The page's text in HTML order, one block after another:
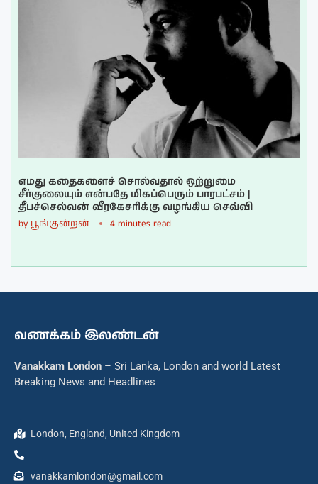
எமது கதைகளைச் சொல்வதால் ஒற்றுமை
சீர்குலையும் என்பதே மிகப்பெரும் பாரபட்சம் |
தீபச்செல்வன் வீரகேசரிக்கு வழங்கிய செவ்வி
by பூங்குன்றன் 4 minutes read
வணக்கம் இலண்டன்
Vanakkam London – Sri Lanka, London and world Latest
Breaking News and Headlines
London, England, United Kingdom
vanakkamlondon@gmail.com